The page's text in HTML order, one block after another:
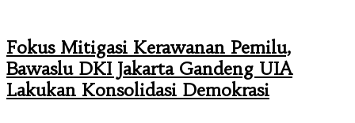
Fokus Mitigasi Kerawanan Pemilu,
Bawaslu DKI Jakarta Gandeng UIA
Lakukan Konsolidasi Demokrasi